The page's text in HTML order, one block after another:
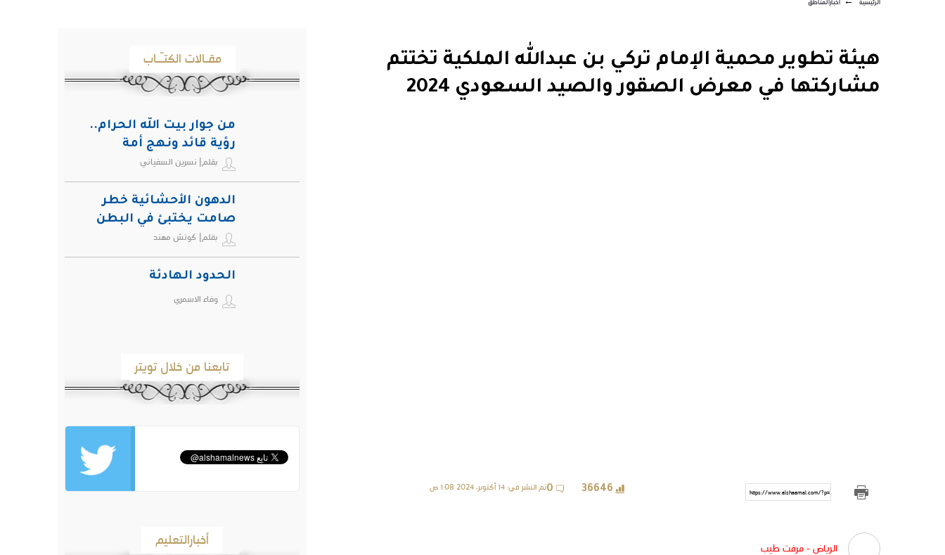
الرئيسية ← أخبارالمناطق
هيئة تطوير محمية الإمام تركي بن عبدالله الملكية تختتم
مشاركتها في معرض الصقور والصيد السعودي 2024
https://www.alshaamal.com/?p=273198
تم النشر في: 14 أكتوبر، 2024 1:08 ص 36646
0
الرياض - مرفت طيب
مقـالات الكتـّـاب
من جوار بيت الله الحرام..
رؤية قائد ونهج أمة
بقلم| نسرين السفياني
الدهون الأحشائية خطر
صامت يختبئ في البطن
ويهدد صحة الإنسان
بقلم| كوتش مهند
الحدود الهادئة
وفاء الاسمري
تابعنا من خلال تويتر
أخبارالتعليم